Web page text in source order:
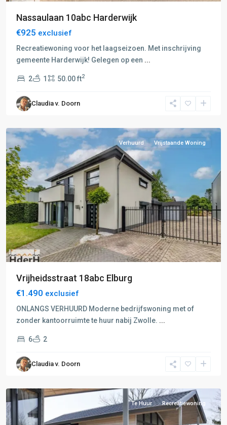
Nassaulaan 10abc Harderwijk
€925 exclusief
Recreatiewoning voor het laagseizoen. Met inschrijving
gemeente Harderwijk! Gelegen op een ...
2 1 50.00 ft2
Claudia v. Doorn
A:
Epe-
Nunspeet,
B:
Harderwijk,
Harde,
Verhuurd Vrijstaande Woning
Vrijheidsstraat 18abc Elburg
€1.490 exclusief
ONLANGS VERHUURD Moderne bedrijfswoning met of
zonder kantoorruimte te huur nabij Zwolle. ...
6 2
Claudia v. Doorn
C:
Harderwijk-
Elspeet
Ermelo
Garderen,
Te Huur Recreatiewoning